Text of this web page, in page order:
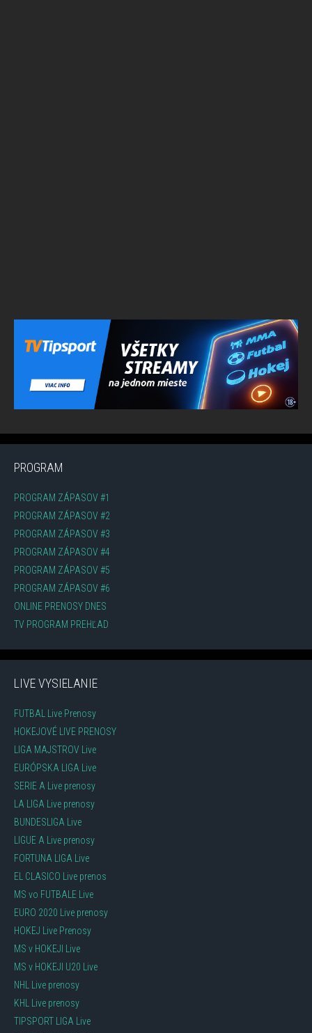
PROGRAM
PROGRAM ZÁPASOV #1
PROGRAM ZÁPASOV #2
PROGRAM ZÁPASOV #3
PROGRAM ZÁPASOV #4
PROGRAM ZÁPASOV #5
PROGRAM ZÁPASOV #6
ONLINE PRENOSY DNES
TV PROGRAM PREHĽAD
LIVE VYSIELANIE
FUTBAL Live Prenosy
HOKEJOVÉ LIVE PRENOSY
LIGA MAJSTROV Live
EURÓPSKA LIGA Live
SERIE A Live prenosy
LA LIGA Live prenosy
BUNDESLIGA Live
LIGUE A Live prenosy
FORTUNA LIGA Live
EL CLASICO Live prenos
MS vo FUTBALE Live
EURO 2020 Live prenosy
HOKEJ Live Prenosy
MS v HOKEJI Live
MS v HOKEJI U20 Live
NHL Live prenosy
KHL Live prenosy
TIPSPORT LIGA Live